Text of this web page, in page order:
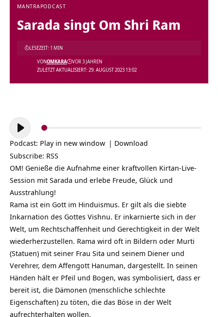
MANTRAPODCAST
Sarada singt Om Shri Ram
ZULETZT AKTUALISIERT: 29. AUGUST 2023 13:02
VONOMKARA VOR 3 JAHREN
LESEZEIT: 1 MIN
Audio-
Player
Podcast: Play in new window | Download
Subscribe: RSS
OM! Genieße die Aufnahme einer kraftvollen Kirtan-Live-
Session mit Sarada und erlebe Freude, Glück und
Ausstrahlung!
Rama ist ein Gott im Hinduismus. Er gilt als die siebte
Inkarnation des Gottes Vishnu. Er inkarnierte sich in der
Welt, um Rechtschaffenheit und Gerechtigkeit in der Welt
wiederherzustellen. Rama wird oft in Bildern oder Murti
(Statuen) mit seiner Frau Sita und seinem Diener und
Verehrer, dem Affengott Hanuman, dargestellt. In seinen
Händen hält er Pfeil und Bogen, was symbolisiert, dass er
bereit ist, die Dämonen (menschliche schlechte
Eigenschaften) zu töten, die das Böse in der Welt
aufrechterhalten wollen.